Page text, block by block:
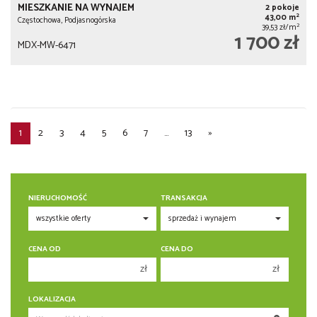
MIESZKANIE NA WYNAJEM
Częstochowa, Podjasnogórska
2 pokoje
43,00 m2
39,53 zł/m2
MDX-MW-6471 1 700 zł
1 2 3 4 5 6 7 ... 13 »
NIERUCHOMOŚĆ TRANSAKCJA
CENA OD
zł
CENA DO
zł
LOKALIZACJA